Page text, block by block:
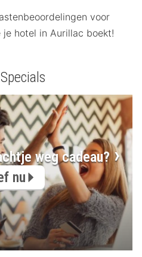
voor
hotel in Aurillac boekt!
weg cadeau?
nu